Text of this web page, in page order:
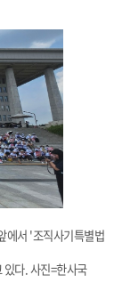
에서 '조직사기특별법
다. 사진=한사국